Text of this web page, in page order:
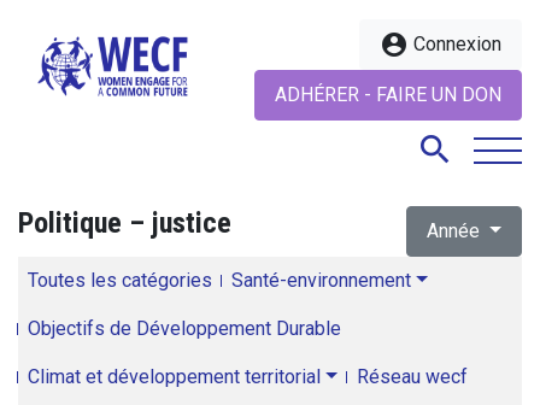
account_circle Connexion
ADHÉRER - FAIRE UN DON
search
Politique – justice Année
Toutes les catégories Santé-environnement
Objectifs de Développement Durable
Climat et développement territorial Réseau wecf